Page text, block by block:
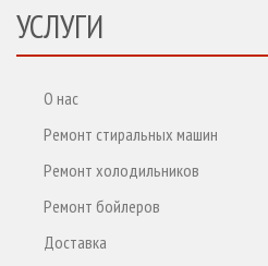
УСЛУГИ
О нас
Ремонт стиральных машин
Ремонт холодильников
Ремонт бойлеров
Доставка